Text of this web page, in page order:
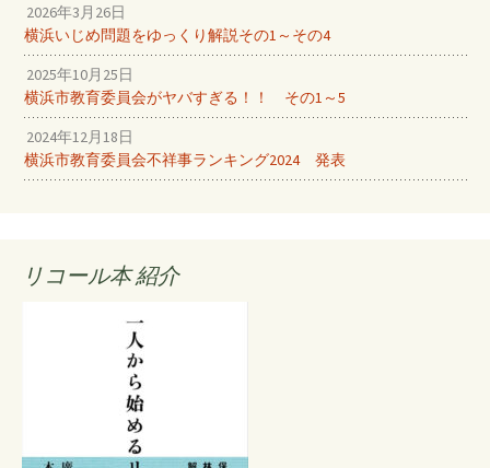
2026年3月26日
横浜いじめ問題をゆっくり解説その1～その4
2025年10月25日
横浜市教育委員会がヤバすぎる！！ その1～5
2024年12月18日
横浜市教育委員会不祥事ランキング2024 発表
リコール本 紹介